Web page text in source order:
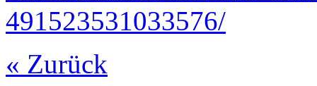
491523531033576/
« Zurück